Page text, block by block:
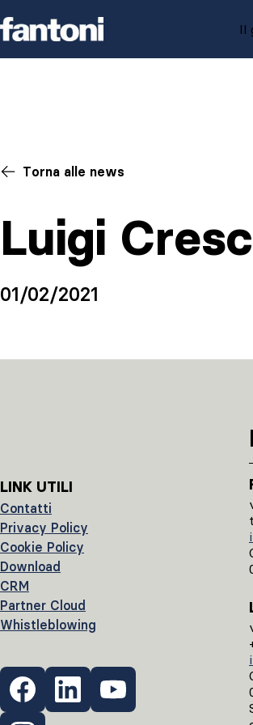
Il
Torna alle news
Luigi
01/02/2021
LINK UTILI
Contatti
Privacy Policy
Cookie Policy
Download
CRM
Partner Cloud
Whistleblowing